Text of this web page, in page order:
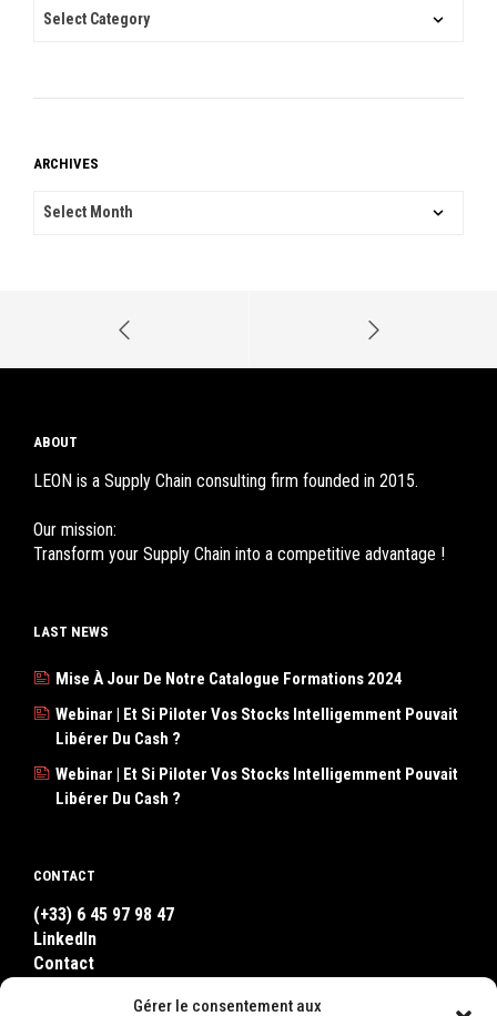
Gérer le consentement aux
CATEGORIES
ARCHIVES
ARCHIVES
ABOUT
LEON is a Supply Chain consulting firm founded in 2015.
Our mission:
Transform your Supply Chain into a competitive advantage !
LAST NEWS
Mise À Jour De Notre Catalogue Formations 2024
Webinar | Et Si Piloter Vos Stocks Intelligemment Pouvait
Libérer Du Cash ?
Webinar | Et Si Piloter Vos Stocks Intelligemment Pouvait
Libérer Du Cash ?
CONTACT
(+33) 6 45 97 98 47
LinkedIn
Contact